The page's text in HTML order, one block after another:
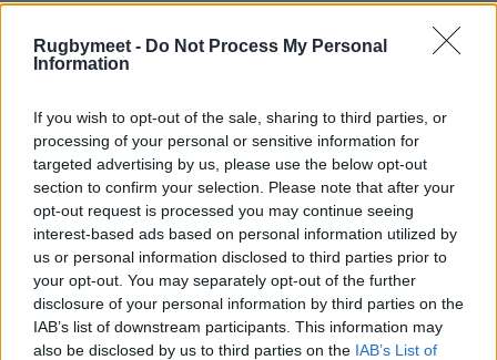
Rugbymeet - Do Not Process My Personal
Information
If you wish to opt-out of the sale, sharing to third parties, or
processing of your personal or sensitive information for
targeted advertising by us, please use the below opt-out
section to confirm your selection. Please note that after your
opt-out request is processed you may continue seeing
interest-based ads based on personal information utilized by
us or personal information disclosed to third parties prior to
your opt-out. You may separately opt-out of the further
disclosure of your personal information by third parties on the
IAB’s list of downstream participants. This information may
also be disclosed by us to third parties on the IAB’s List of